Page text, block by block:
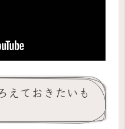
えておきたいも